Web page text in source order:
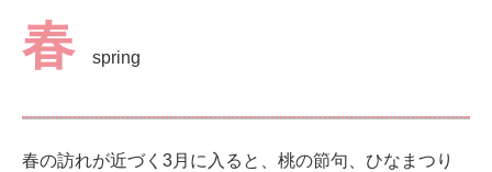
春spring
春の訪れが近づく3月に入ると、桃の節句、ひなまつり